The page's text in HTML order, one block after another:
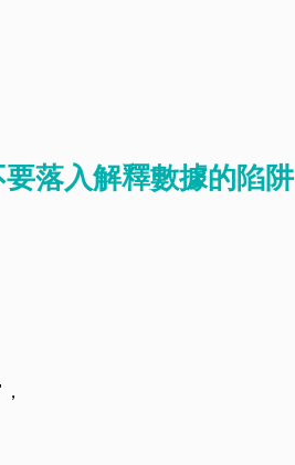
落入解釋數據的陷阱